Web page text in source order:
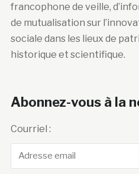
francophone de veille,
de mutualisation sur
sociale dans les lieux de
historique et scientifique.
Abonnez-vous à la
Courriel :